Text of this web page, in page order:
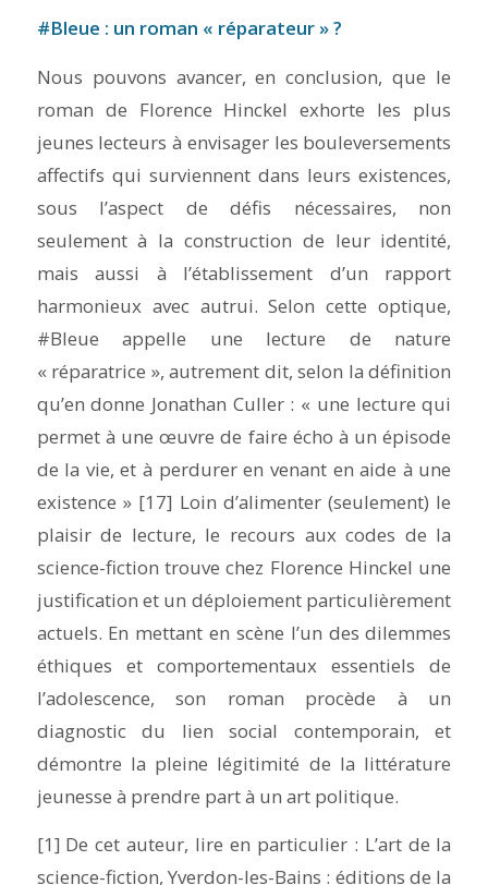
#Bleue : un roman « réparateur » ?
Nous pouvons avancer, en conclusion, que le
roman de Florence Hinckel exhorte les plus
jeunes lecteurs à envisager les bouleversements
affectifs qui surviennent dans leurs existences,
sous l’aspect dedéfis nécessaires, non
seulement à la construction de leur identité,
mais aussi à l’établissement d’un rapport
harmonieux avec autrui. Selon cette optique,
#Bleueappelle une lecture de nature
« réparatrice », autrement dit, selon la définition
qu’en donne Jonathan Culler : « une lecture qui
permet à une œuvre de faire écho à un épisode
de la vie, et à perdurer en venant en aide à une
existence » [17] Loin d’alimenter (seulement) le
plaisir de lecture, le recours aux codes de la
science-fiction trouve chez Florence Hinckel une
justification et un déploiement particulièrement
actuels. En mettant en scène l’un des dilemmes
éthiques et comportementaux essentiels de
l’adolescence, son roman procède à un
diagnostic
du lien social contemporain, et
démontre la pleine légitimité de la littérature
jeunesse à prendre part à un art politique.
[1] De cet auteur, lire en particulier : L’art de la
science-fiction, Yverdon-les-Bains : éditions de la